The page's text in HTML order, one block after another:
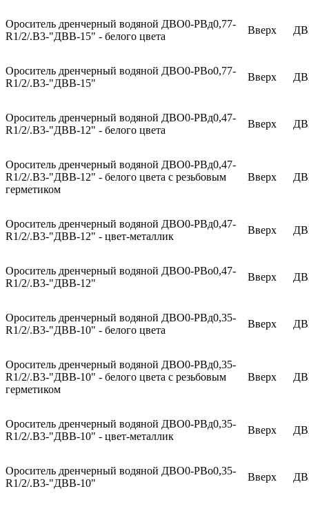
Ороситель дренчерный водяной ДВО0-РВд0,77-
R1/2/.В3-"ДВВ-15" - белого цвета
Вверх
Ороситель дренчерный водяной ДВО0-РВо0,77-
R1/2/.В3-"ДВВ-15"
Вверх
Ороситель дренчерный водяной ДВО0-РВд0,47-
R1/2/.В3-"ДВВ-12" - белого цвета
Вверх
Ороситель дренчерный водяной ДВО0-РВд0,47-
R1/2/.В3-"ДВВ-12" - белого цвета с резьбовым
герметиком
Вверх
Ороситель дренчерный водяной ДВО0-РВд0,47-
R1/2/.В3-"ДВВ-12" - цвет-металлик
Вверх
Ороситель дренчерный водяной ДВО0-РВо0,47-
R1/2/.В3-"ДВВ-12"
Вверх
Ороситель дренчерный водяной ДВО0-РВд0,35-
R1/2/.В3-"ДВВ-10" - белого цвета
Вверх
Ороситель дренчерный водяной ДВО0-РВд0,35-
R1/2/.В3-"ДВВ-10" - белого цвета с резьбовым
герметиком
Вверх
Ороситель дренчерный водяной ДВО0-РВд0,35-
R1/2/.В3-"ДВВ-10" - цвет-металлик
Вверх
Ороситель дренчерный водяной ДВО0-РВо0,35-
R1/2/.В3-"ДВВ-10"
Вверх